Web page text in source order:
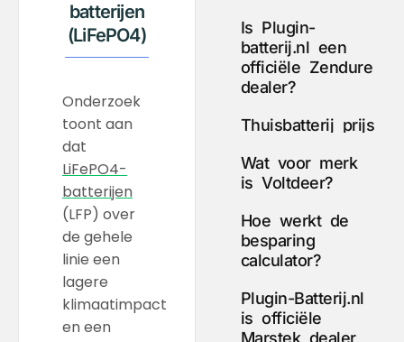
batterijen
(LiFePO4)
Onderzoek
toont aan
dat
LiFePO4-
batterijen
(LFP) over
de gehele
linie een
lagere
klimaatimpact
en een
Is Plugin-
batterij.nl een
officiële Zendure
dealer?
Thuisbatterij prijs
Wat voor merk
is Voltdeer?
Hoe werkt de
besparing
calculator?
Plugin-Batterij.nl
is officiële
Marstek dealer